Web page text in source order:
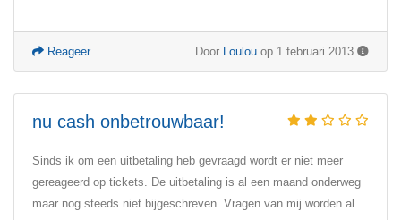
Door Loulou op 1 februari 2013
Reageer
nu cash onbetrouwbaar!
Sinds ik om een uitbetaling heb gevraagd wordt er niet meer
gereageerd op tickets. De uitbetaling is al een maand onderweg
maar nog steeds niet bijgeschreven. Vragen van mij worden al